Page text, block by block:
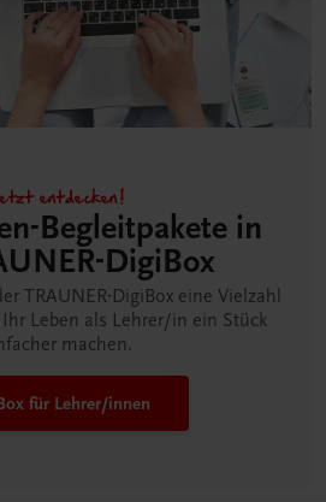
entdecken!
Begleitpakete in
DigiBox
TRAUNER-DigiBox eine Vielzahl
Leben als Lehrer/in ein Stück
machen.
für Lehrer/innen